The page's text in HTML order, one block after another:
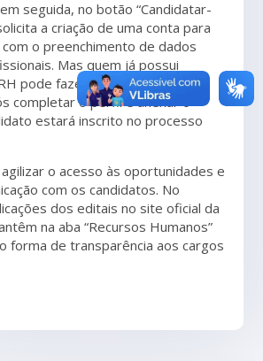
seguida, no botão “Candidatar-
a criação de uma conta para
o preenchimento de dados
Mas quem já possui
pode fazer login com a conta já
completar o perfil e anexar o
estará inscrito no processo
o acesso às oportunidades e
com os candidatos. No
dos editais no site oficial da
na aba “Recursos Humanos”
forma de transparência aos cargos